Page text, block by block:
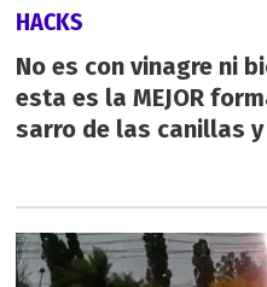
HACKS
No es con vinagre ni
esta es la MEJOR
sarro de las canillas